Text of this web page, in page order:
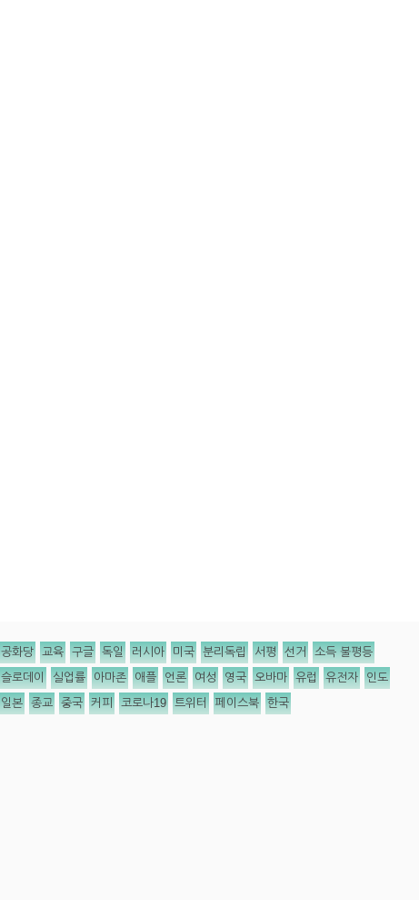
공화당 교육 구글 독일 러시아 미국 분리독립 서평 선거 소득 불평등
슬로데이 실업률 아마존 애플 언론 여성 영국 오바마 유럽 유전자 인도
일본 종교 중국 커피 코로나19 트위터 페이스북 한국